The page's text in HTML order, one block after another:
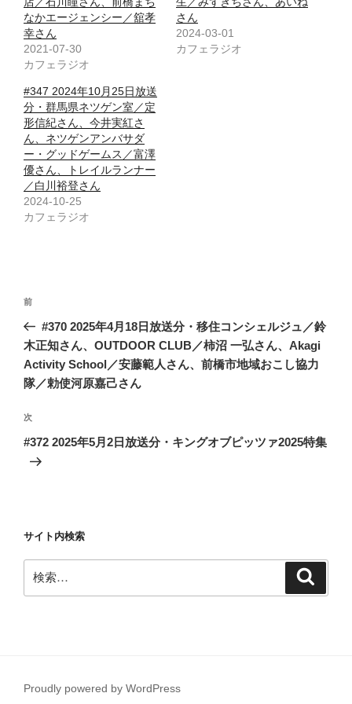
なかエージェンシー／舘孝
幸さん
2021-07-30
カフェラジオ
さん
2024-03-01
カフェラジオ
#347 2024年10月25日放送
分・群馬県ネツゲン室／定
形信紀さん、今井実紅さ
ん、ネツゲンアンバサダ
ー・グッドゲームス／富澤
優さん、トレイルランナー
／白川裕登さん
2024-10-25
カフェラジオ
投
ナ
ビ
ゲ
シ
ョ
ン
前
の
投
稿
前
#370 2025年4月18日放送分・移住コンシェルジュ／鈴
木正知さん、OUTDOOR CLUB／柿沼 一弘さん、Akagi
Activity School／安藤範人さん、前橋市地域おこし協力
隊／勅使河原嘉己さん
次
の
次
#372 2025年5月2日放送分・キングオブピッツァ2025特集
サイト内検索
索:
Proudly powered by WordPress